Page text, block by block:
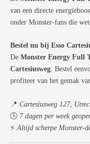
van een directe
onder Monster-fans die
Bestel nu bij Esso
De Monster Energy Full
Cartesiusweg. Bestel
profiteer van het gemak
📍 Cartesiusweg 127,
🕓 7 dagen per week
⚡ Altijd scherpe Monster-